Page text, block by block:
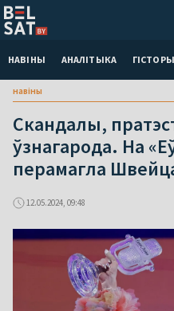
НАВІНЫ АНАЛІТЫКА
навіны
Скандалы,
ўзнагарода. На
перамагла
12.05.2024, 09:48